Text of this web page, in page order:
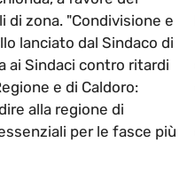
di zona. "Condivisione e
lanciato dal Sindaco di
ai Sindaci contro ritardi
e di Caldoro:
alla regione di
per le fasce più